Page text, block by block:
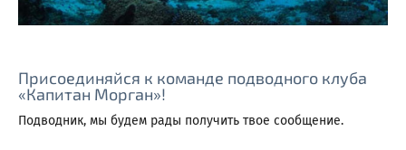
Присоединяйся к команде подводного клуба
«Капитан Морган»!
Подводник, мы будем рады получить твое сообщение.